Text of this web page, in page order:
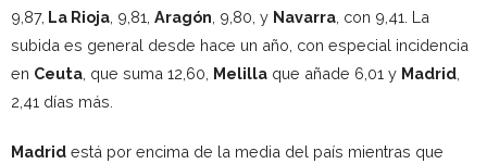
9,87, La Rioja, 9,81, Aragón, 9,80, y Navarra, con 9,41. La
subida es general desde hace un año, con especial incidencia
en Ceuta, que suma 12,60, Melilla que añade 6,01 y Madrid,
2,41 días más.
Madrid está por encima de la media del país mientras que